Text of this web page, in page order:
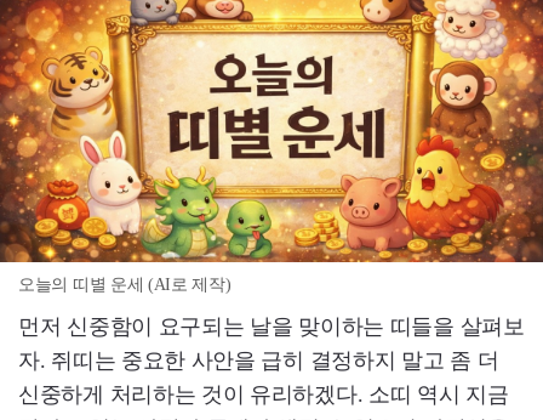
오늘의 띠별 운세 (AI로 제작)
먼저 신중함이 요구되는 날을 맞이하는 띠들을 살펴보
자. 쥐띠는 중요한 사안을 급히 결정하지 말고 좀 더
신중하게 처리하는 것이 유리하겠다. 소띠 역시 지금